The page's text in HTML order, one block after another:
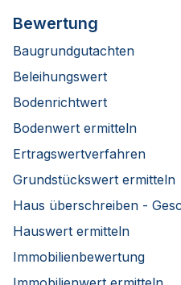
Bewertung
Baugrundgutachten
Beleihungswert
Bodenrichtwert
Bodenwert ermitteln
Ertragswertverfahren
Grundstückswert ermitteln
Haus überschreiben -
Hauswert ermitteln
Immobilienbewertung